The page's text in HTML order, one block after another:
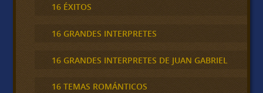
16 ÉXITOS
16 GRANDES INTERPRETES
16 GRANDES INTERPRETES DE JUAN GABRIEL
16 TEMAS ROMÁNTICOS